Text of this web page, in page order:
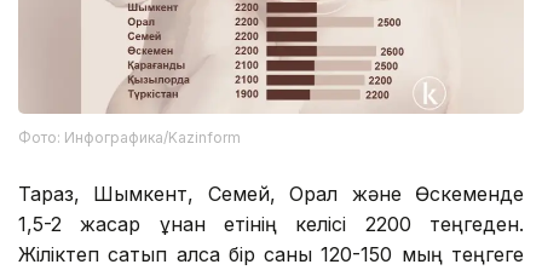
Фото: Инфографика/Kazinform
Тараз, Шымкент, Семей, Орал және Өскеменде
1,5-2 жасар құнан етінің келісі 2200 теңгеден.
Жіліктеп сатып алса бір саны 120-150 мың теңгеге